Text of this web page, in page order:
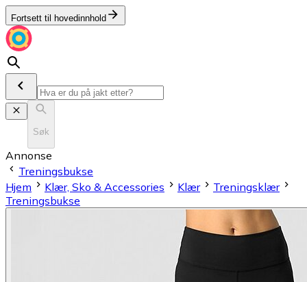
Fortsett til hovedinnhold
Søk
Annonse
Treningsbukse
Hjem
Klær, Sko & Accessories Klær
Treningsklær
Treningsbukse